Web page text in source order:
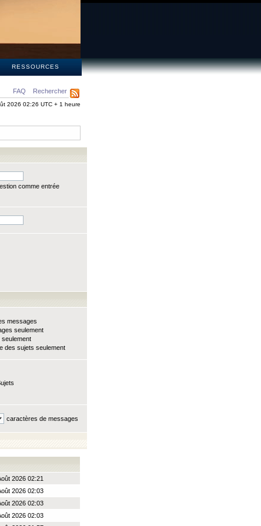
RESSOURCES
FAQ Rechercher
2026 02:26 UTC + 1 heure
comme entrée
messages
seulement
des sujets seulement
caractères de messages
2026 02:21
2026 02:03
2026 02:03
2026 02:03